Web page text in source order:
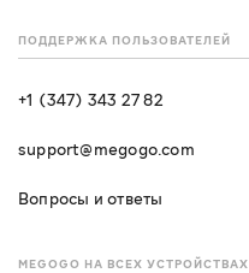
ПОДДЕРЖКА ПОЛЬЗОВАТЕЛЕЙ
+1 (347) 343 27 82
support@megogo.com
Вопросы и ответы
MEGOGO НА ВСЕХ УСТРОЙСТВАХ